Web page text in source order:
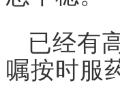
已经有
嘱按时服